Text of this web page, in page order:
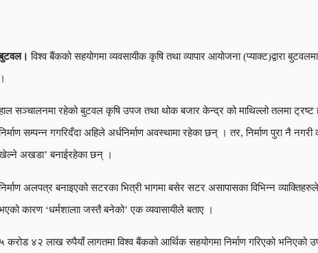
विश्व बैंकको सहयोगमा व्यवसायीक कृषि तथा व्यापार आयोजना (प्याक्ट)द्वारा
सञ्चालनमा रहेको बुटवल कृषि उपज तथा थोक बजार केन्द्र को माथिल्लो तलमा ट्रष्ट
सम्पन्न गगरिदँदा अहिले अर्धनिर्माण अवस्थामा रहेका छन् । तर, निर्माण पुरा नै
अखडा’ बनाईरहेका छन् ।
अलपत्र बनाइएको सटरका भित्री भागमा बसेर सटर असापासका विभिन्न
कारण ‘धर्मशालाा जस्तै बनेको’ एक व्यवासायीले बताए ।
करोड ४२ लाख रुपैयाँ लागतमा विश्व बैंकको आर्थिक सहयोगमा निर्माण गरिएको भनिएको